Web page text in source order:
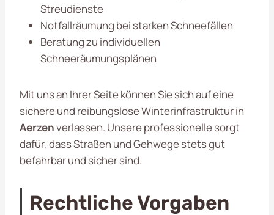
Streudienste
Notfallräumung bei starken Schneefällen
Beratung zu individuellen
Schneeräumungsplänen
Mit uns an Ihrer Seite können Sie sich auf eine
sichere und reibungslose Winterinfrastruktur in
Aerzenverlassen. Unsere professionelle sorgt
dafür, dass Straßen und Gehwege stets gut
befahrbar und sicher sind.
Rechtliche Vorgaben